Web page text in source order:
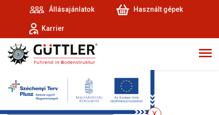
Állásajánlatok Használt gépek
Karrier